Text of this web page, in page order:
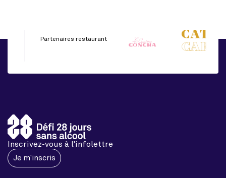
Partenaires restaurant
Inscrivez-vous à l'infolettre
Je m'inscris